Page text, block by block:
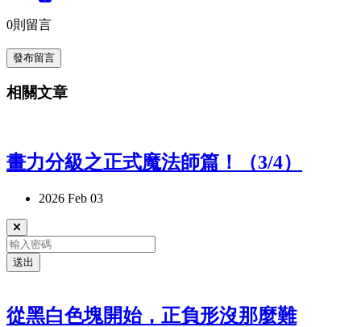
0則留言
發布留言
相關文章
畫力分級之正式魔法師篇！（3/4）
2026 Feb 03
送出
從黑白色塊開始，正負形沒那麼難